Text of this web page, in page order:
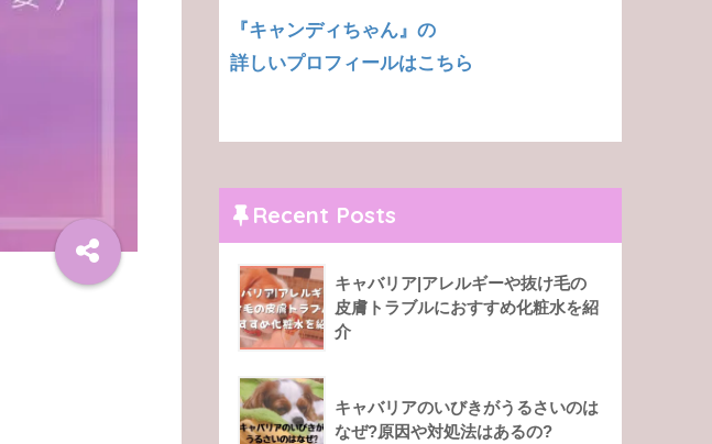
『キャンディちゃん』の
詳しいプロフィールはこちら
Recent Posts
キャバリア|アレルギーや抜け毛の
皮膚トラブルにおすすめ化粧水を紹
介
キャバリアのいびきがうるさいのは
なぜ?原因や対処法はあるの?